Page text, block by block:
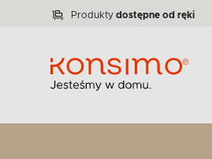
Produkty dostępne od ręki
Kolekcja narożników
VICTO Liczba
ELEGANT Liczba